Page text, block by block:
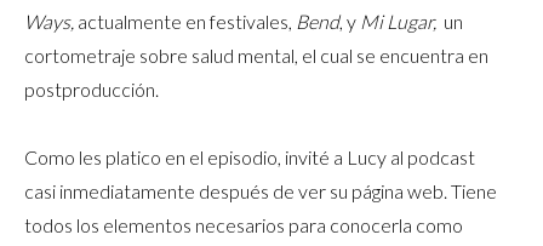
Ways, actualmente en festivales, Bend, y Mi Lugar, un
cortometraje sobre salud mental, el cual se encuentra en
postproducción.
Como les platico en el episodio, invité a Lucy al podcast
casi inmediatamente después de ver su página web. Tiene
todos los elementos necesarios para conocerla como